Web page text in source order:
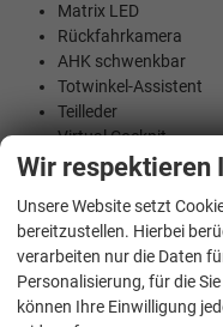
Matrix LED
Rückfahrkamera
AHK schwenkbar
Totwinkel-Assistent
Teilleder
Virtual Cockpit
Induktions-
Navigationssystem
Fernlichtassistent
Abstandstempomat
Einparkhilfe vorne
Keyless Entry
Sitzheizung vorne
Wir respektieren
Unsere Website setzt
bereitzustellen. Hierbei
verarbeiten nur die Daten
Personalisierung, für die
können Ihre Einwilligung